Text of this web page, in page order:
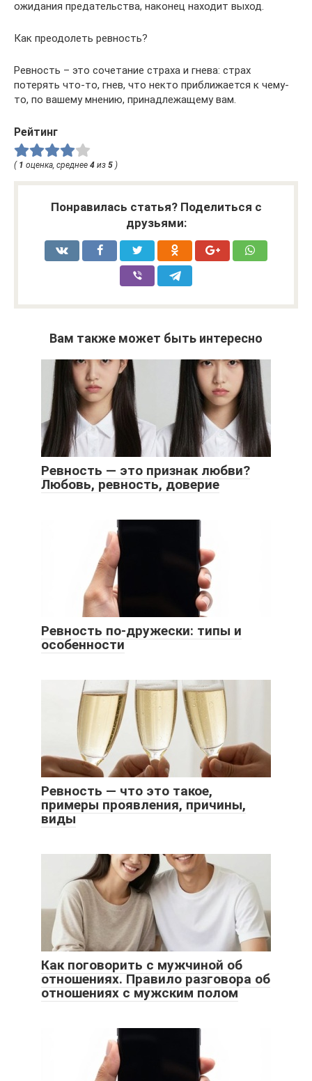
ожидания предательства, наконец находит выход.
Как преодолеть ревность?
Ревность – это сочетание страха и гнева: страх
потерять что-то, гнев, что некто приближается к чему-
то, по вашему мнению, принадлежащему вам.
Рейтинг
( 1 оценка, среднее 4 из 5 )
Понравилась статья? Поделиться с
друзьями:
Вам также может быть интересно
Ревность — это признак любви?
Любовь, ревность, доверие
Ревность по-дружески: типы и
особенности
Ревность — что это такое,
примеры проявления, причины,
виды
Как поговорить с мужчиной об
отношениях. Правило разговора об
отношениях с мужским полом